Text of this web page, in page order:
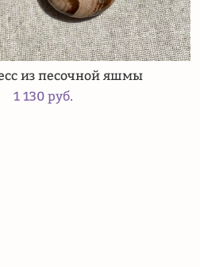
из песочной яшмы
1 130 pуб.